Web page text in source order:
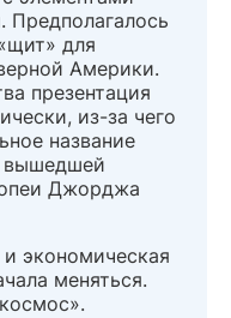
Предполагалось
для
Америки.
презентация
из-за чего
название
вышедшей
Джорджа
экономическая
меняться.